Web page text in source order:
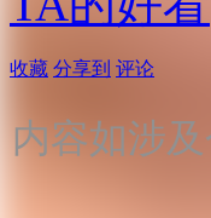
收藏 分享到 评论
内容如涉